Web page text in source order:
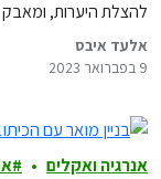
להצלת היערות,
אלעד איבס
9 בפברואר 2023
אנרגיה ואקלים